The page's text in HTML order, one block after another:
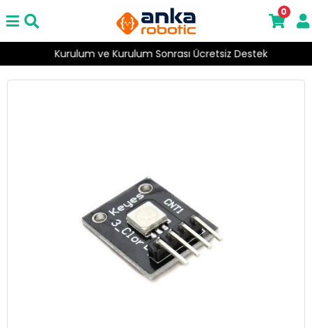
Kurulum ve Kurulum Sonrası Ücretsiz Destek
0